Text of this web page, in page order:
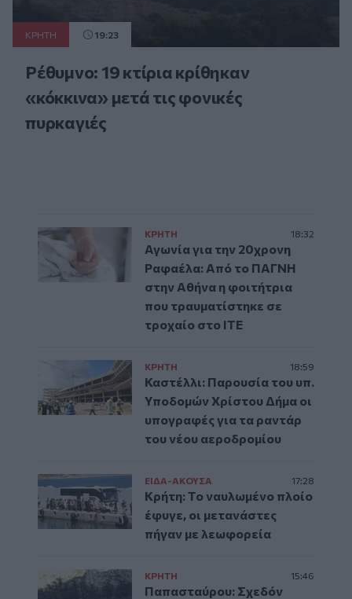
ΚΡΗΤΗ 19:23
Ρέθυμνο: 19 κτίρια κρίθηκαν
«κόκκινα» μετά τις φονικές
πυρκαγιές
ΚΡΗΤΗ 18:32
Αγωνία για την 20χρονη
Ραφαέλα: Από το ΠΑΓΝΗ
στην Αθήνα η φοιτήτρια
που τραυματίστηκε σε
τροχαίο στο ΙΤΕ
ΚΡΗΤΗ 18:59
Καστέλλι: Παρουσία του υπ.
Υποδομών Χρίστου Δήμα οι
υπογραφές για τα ραντάρ
του νέου αεροδρομίου
ΕΙΔΑ-ΑΚΟΥΣΑ 17:28
Κρήτη: Το ναυλωμένο πλοίο
έφυγε, οι μετανάστες
πήγαν με λεωφορεία
ΚΡΗΤΗ 15:46
Παπασταύρου: Σχεδόν